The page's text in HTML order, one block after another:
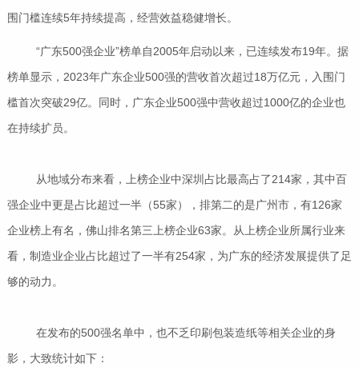
围门槛连续5年持续提高，经营效益稳健增长。
“广东500强企业”榜单自2005年启动以来，已连续发布19年。据
榜单显示，2023年广东企业500强的营收首次超过18万亿元，入围门
槛首次突破29亿。同时，广东企业500强中营收超过1000亿的企业也
在持续扩员。
从地域分布来看，上榜企业中深圳占比最高占了214家，其中百
强企业中更是占比超过一半（55家），排第二的是广州市，有126家
企业榜上有名，佛山排名第三上榜企业63家。从上榜企业所属行业来
看，制造业企业占比超过了一半有254家，为广东的经济发展提供了足
够的动力。
在发布的500强名单中，也不乏印刷包装造纸等相关企业的身
影，大致统计如下：